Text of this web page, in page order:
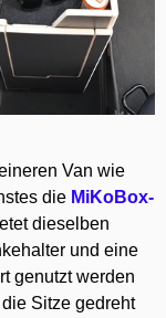
Van wie
die MiKoBox-
dieselben
und eine
genutzt werden
Sitze gedreht